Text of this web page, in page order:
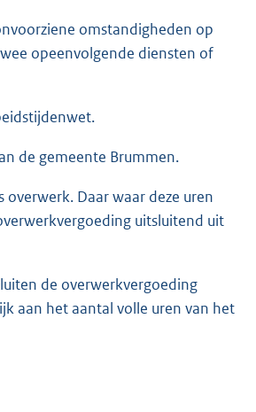
omstandigheden op
opeenvolgende diensten of
de gemeente Brummen.
Daar waar deze uren
uitsluitend uit
de overwerkvergoeding
aan het aantal volle uren van het